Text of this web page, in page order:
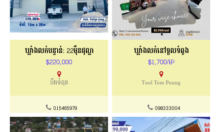
ឃ្លាំងលក់បន្ទាន់: 22មុឺនដុល្លា
$220,000
បឹងទំពុន
015465979
ឃ្លាំងលក់នៅទួលទំពូង
$1,700/ម²
Tuol Tom Poung
098333004